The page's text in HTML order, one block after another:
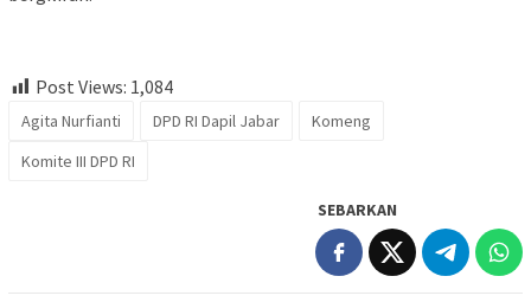
Post Views: 1,084
Agita Nurfianti DPD RI Dapil Jabar
Komeng
Komite III DPD RI
SEBARKAN